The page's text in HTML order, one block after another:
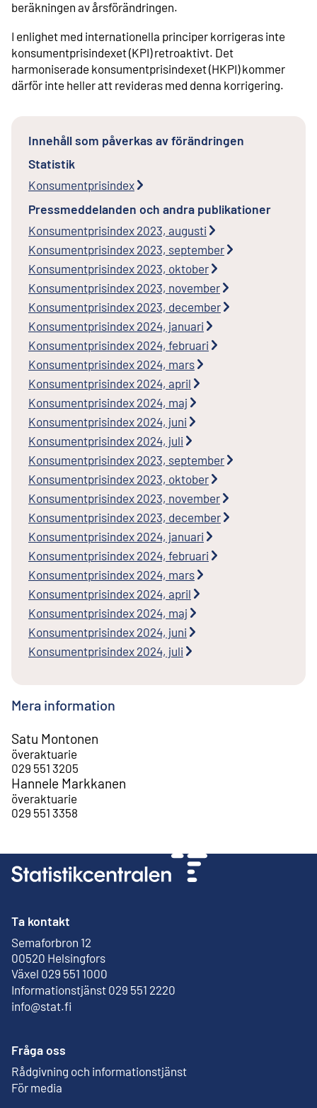
beräkningen av årsförändringen.
I enlighet med internationella principer korrigeras inte
konsumentprisindexet (KPI) retroaktivt. Det
harmoniserade konsumentprisindexet (HKPI) kommer
därför inte heller att revideras med denna korrigering.
Innehåll som påverkas av förändringen
Statistik
Konsumentprisindex
Pressmeddelanden och andra publikationer
Konsumentprisindex 2023, augusti
Konsumentprisindex 2023, september
Konsumentprisindex 2023, oktober
Konsumentprisindex 2023, november
Konsumentprisindex 2023, december
Konsumentprisindex 2024, januari
Konsumentprisindex 2024, februari
Konsumentprisindex 2024, mars
Konsumentprisindex 2024, april
Konsumentprisindex 2024, maj
Konsumentprisindex 2024, juni
Konsumentprisindex 2024, juli
Konsumentprisindex 2023, september
Konsumentprisindex 2023, oktober
Konsumentprisindex 2023, november
Konsumentprisindex 2023, december
Konsumentprisindex 2024, januari
Konsumentprisindex 2024, februari
Konsumentprisindex 2024, mars
Konsumentprisindex 2024, april
Konsumentprisindex 2024, maj
Konsumentprisindex 2024, juni
Konsumentprisindex 2024, juli
Mera information
Satu Montonen
överaktuarie
029 551 3205
Hannele Markkanen
överaktuarie
029 551 3358
Ta kontakt
Semaforbron 12
00520 Helsingfors
Extern länk
Växel 029 551 1000
Informationstjänst 029 551 2220
info@stat.fi
Fråga oss
Rådgivning och informationstjänst
För media